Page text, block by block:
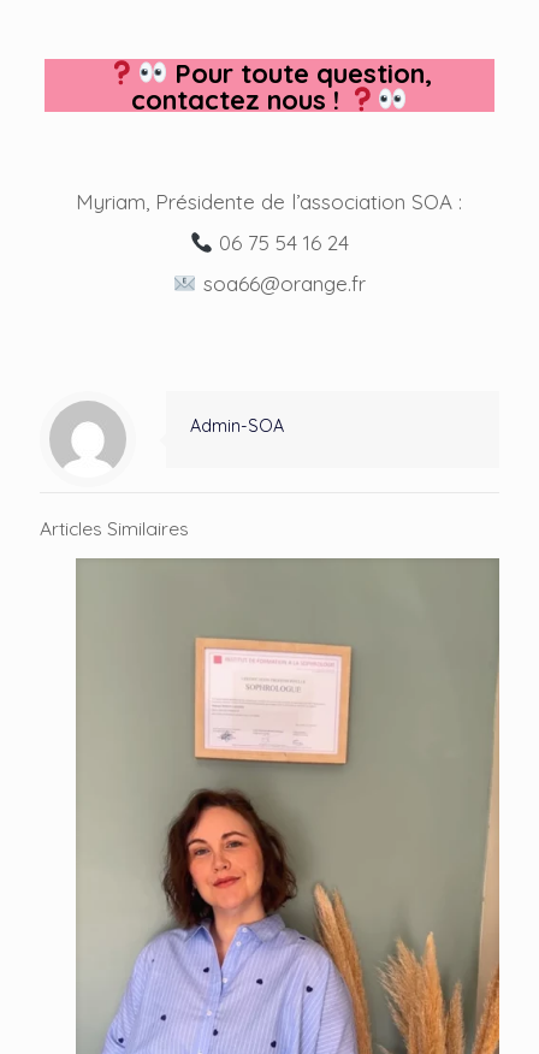
Pour toute question,
contactez nous !
Myriam, Présidente de l’association SOA :
06 75 54 16 24
soa66@orange.fr
Admin-SOA
Articles Similaires